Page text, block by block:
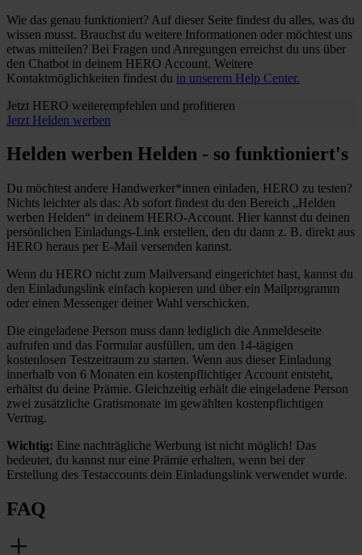
Wie das genau funktioniert? Auf dieser Seite findest du alles, was du
wissen musst. Brauchst du weitere Informationen oder möchtest uns
etwas mitteilen? Bei Fragen und Anregungen erreichst du uns über
den Chatbot in deinem HERO Account. Weitere
Kontaktmöglichkeiten findest du in unserem Help Center.
Jetzt HERO weiterempfehlen und profitieren
Jetzt Helden werben
Helden werben Helden - so funktioniert's
Du möchtest andere Handwerker*innen einladen, HERO zu testen?
Nichts leichter als das: Ab sofort findest du den Bereich „Helden
werben Helden“ in deinem HERO-Account. Hier kannst du deinen
persönlichen Einladungs-Link erstellen, den du dann z. B. direkt aus
HERO heraus per E-Mail versenden kannst.
Wenn du HERO nicht zum Mailversand eingerichtet hast, kannst du
den Einladungslink einfach kopieren und über ein Mailprogramm
oder einen Messenger deiner Wahl verschicken.
Die eingeladene Person muss dann lediglich die Anmeldeseite
aufrufen und das Formular ausfüllen, um den 14-tägigen
kostenlosen Testzeitraum zu starten. Wenn aus dieser Einladung
innerhalb von 6 Monaten ein kostenpflichtiger Account entsteht,
erhältst du deine Prämie. Gleichzeitig erhält die eingeladene Person
zwei zusätzliche Gratismonate im gewählten kostenpflichtigen
Vertrag.
Wichtig: Eine nachträgliche Werbung ist nicht möglich! Das
bedeutet, du kannst nur eine Prämie erhalten, wenn bei der
Erstellung des Testaccounts dein Einladungslink verwendet wurde.
FAQ